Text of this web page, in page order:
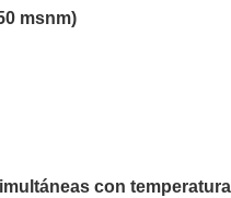
msnm)
con